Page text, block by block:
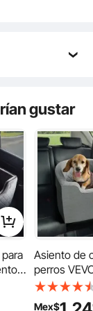
para los asientos
y comodidad
gustar
Asiento de
perros
elevador
para
Mex$